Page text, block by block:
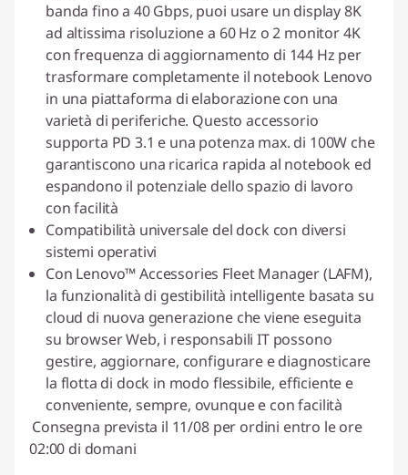
banda fino a 40 Gbps, puoi usare un display 8K
ad altissima risoluzione a 60 Hz o 2 monitor 4K
con frequenza di aggiornamento di 144 Hz per
trasformare completamente il notebook Lenovo
in una piattaforma di elaborazione con una
varietà di periferiche. Questo accessorio
supporta PD 3.1 e una potenza max. di 100W che
garantiscono una ricarica rapida al notebook ed
espandono il potenziale dello spazio di lavoro
con facilità
Compatibilità universale del dock con diversi
sistemi operativi
Con Lenovo™ Accessories Fleet Manager (LAFM),
la funzionalità di gestibilità intelligente basata su
cloud di nuova generazione che viene eseguita
su browser Web, i responsabili IT possono
gestire, aggiornare, configurare e diagnosticare
la flotta di dock in modo flessibile, efficiente e
conveniente, sempre, ovunque e con facilità
Consegna prevista il 11/08 per ordini entro le ore
02:00 di domani